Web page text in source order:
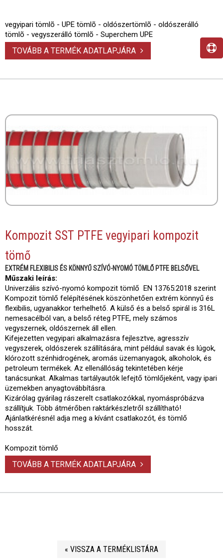
vegyipari tömlõ - UPE tömlõ - oldószertömlõ - oldószerálló
tömlõ - vegyszerálló tömlõ - Superchem UPE
TOVÁBB A TERMÉK ADATLAPJÁRA
Kompozit SST PTFE vegyipari kompozit
tömő
EXTRÉM FLEXIBILIS ÉS KÖNNYŰ SZÍVÓ-NYOMÓ TÖMLŐ PTFE BELSŐVEL
Műszaki leírás:
Univerzális szívó-nyomó kompozit tömlő EN 13765:2018 szerint
Kompozit tömlő felépítésének köszönhetően extrém könnyű és
flexibilis, ugyanakkor terhelhető. A külső és a belső spirál is 316L
nemesacélból van, a belső réteg PTFE, mely számos
vegyszernek, oldószernek áll ellen.
Kifejezetten vegyipari alkalmazásra fejlesztve, agresszív
vegyszerek, oldószerek szállítására, mint például savak és lúgok,
klórozott szénhidrogének, aromás üzemanyagok, alkoholok, és
petroleum termékek. Az ellenállóság tekintetében kérje
tanácsunkat. Alkalmas tartályautók lefejtő tömlőjeként, vagy ipari
üzemekben anyagtovábbításra.
Kizárólag gyárilag rászerelt csatlakozókkal, nyomáspróbázva
szállítjuk. Több átmérőben raktárkészletről szállítható!
Ajánlatkérésnél adja meg a kívánt csatlakozót, és tömlő
hosszát.
Kompozit tömlő
TOVÁBB A TERMÉK ADATLAPJÁRA
« VISSZA A TERMÉKLISTÁRA